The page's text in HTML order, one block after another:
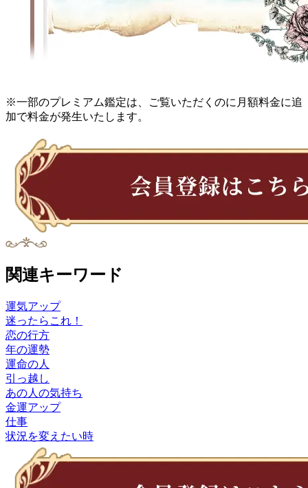
※一部のプレミアム鑑定は、ご覧いただくのに月額料金に追
加で料金が発生いたします。
関連キーワード
運気アップ
迷ったらこれ！
恋の行方
年の運勢
運命の人
引っ越し
あの人の気持ち
金運アップ
仕事
状況を変えたい時